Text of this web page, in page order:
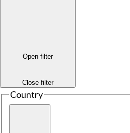
Open filter
Close filter
Country